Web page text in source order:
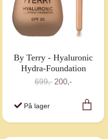
By Terry - Hyaluronic
Hydra-Foundation
699,- 200,-
På lager